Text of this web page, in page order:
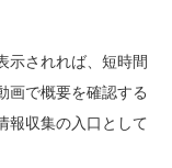
示されれば、短時間
画で概要を確認する
報収集の入口として